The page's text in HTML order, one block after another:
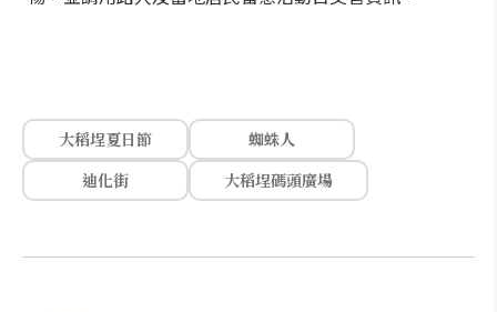
大稻埕夏日節
蜘蛛人
迪化街
大稻埕碼頭廣場